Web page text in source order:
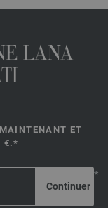
LANA
ET
€.*
*